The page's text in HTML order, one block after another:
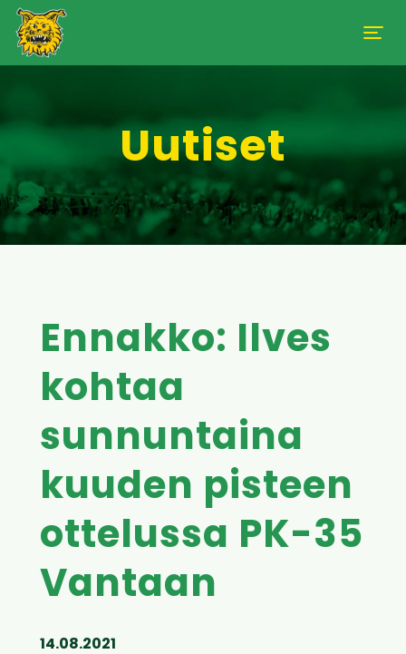
Uutiset
Ennakko: Ilves
kohtaa
sunnuntaina
kuuden pisteen
ottelussa PK-35
Vantaan
14.08.2021